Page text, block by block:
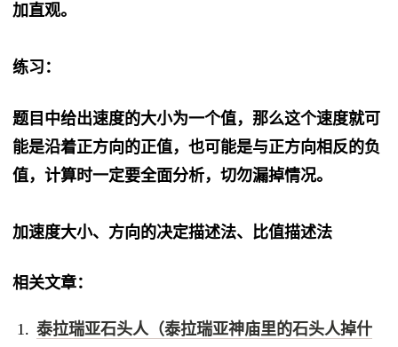
加直观。
练习：
题目中给出速度的大小为一个值，那么这个速度就可
能是沿着正方向的正值，也可能是与正方向相反的负
值，计算时一定要全面分析，切勿漏掉情况。
加速度大小、方向的决定描述法、比值描述法
相关文章：
泰拉瑞亚石头人（泰拉瑞亚神庙里的石头人掉什